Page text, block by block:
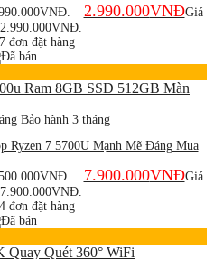
2.990.000VNĐGiá
đơn đặt hàng
Bảo hành 3 tháng
Ryzen 7 5700U Mạnh Mẽ Đáng Mua
7.900.000VNĐGiá
đơn đặt hàng